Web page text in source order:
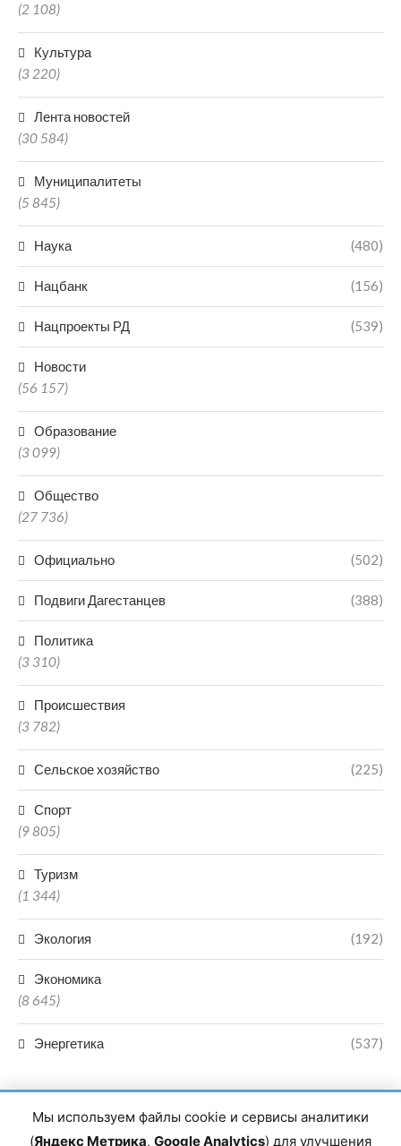
(2 108)
Культура
(3 220)
Лента новостей
(30 584)
Муниципалитеты
(5 845)
Наука (480)
Нацбанк (156)
Нацпроекты РД (539)
Новости
(56 157)
Образование
(3 099)
Общество
(27 736)
Официально (502)
Подвиги Дагестанцев (388)
Политика
(3 310)
Происшествия
(3 782)
Сельское хозяйство (225)
Спорт
(9 805)
Туризм
(1 344)
Экология (192)
Экономика
(8 645)
Энергетика (537)
Мы используем файлы cookie и сервисы аналитики
(Яндекс Метрика, Google Analytics) для улучшения